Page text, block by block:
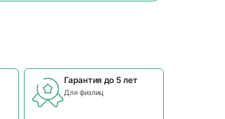
Гарантия до 5 лет
Для физлиц